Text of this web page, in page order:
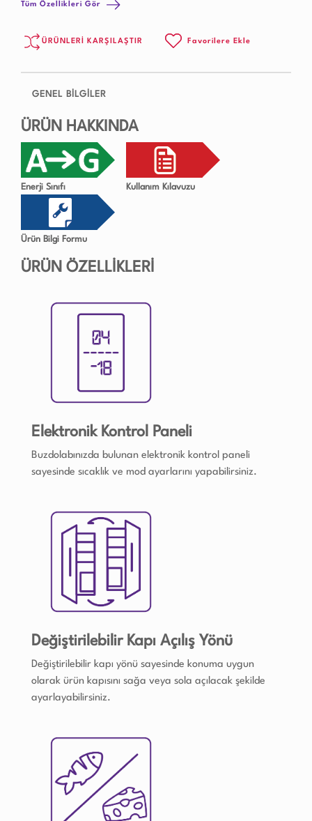
Tüm Özellikleri Gör
ÜRÜNLERİ KARŞILAŞTIR Favorilere Ekle
GENEL BİLGİLER
ÜRÜN HAKKINDA
Enerji Sınıfı Kullanım Kılavuzu
Ürün Bilgi Formu
ÜRÜN ÖZELLİKLERİ
Elektronik Kontrol Paneli
Buzdolabınızda bulunan elektronik kontrol paneli
sayesinde sıcaklık ve mod ayarlarını yapabilirsiniz.
Değiştirilebilir Kapı Açılış Yönü
Değiştirilebilir kapı yönü sayesinde konuma uygun
olarak ürün kapısını sağa veya sola açılacak şekilde
ayarlayabilirsiniz.